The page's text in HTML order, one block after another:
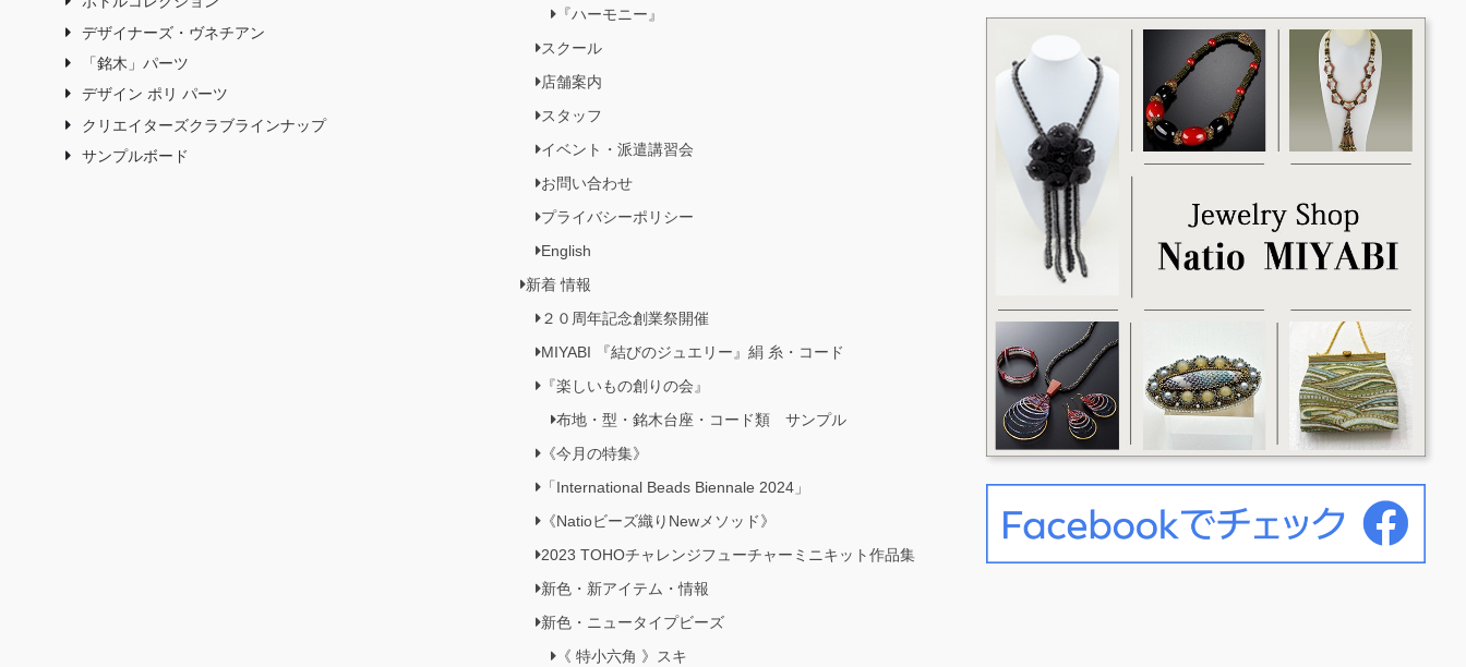
デザイナーズ・ヴネチアン
「銘木」パーツ
デザイン ポリ パーツ
クリエイターズクラブラインナップ
サンプルボード
『ハーモニー』
スクール
店舗案内
スタッフ
イベント・派遣講習会
お問い合わせ
プライバシーポリシー
English
新着 情報
２０周年記念創業祭開催
MIYABI 『結びのジュエリー』絹 糸・コード
『楽しいもの創りの会』
布地・型・銘木台座・コード類 サンプル
《今月の特集》
「International Beads Biennale 2024」
《Natioビーズ織りNewメソッド》
2023 TOHOチャレンジフューチャーミニキット作品集
新色・新アイテム・情報
新色・ニュータイプビーズ
《 特小六角 》スキ